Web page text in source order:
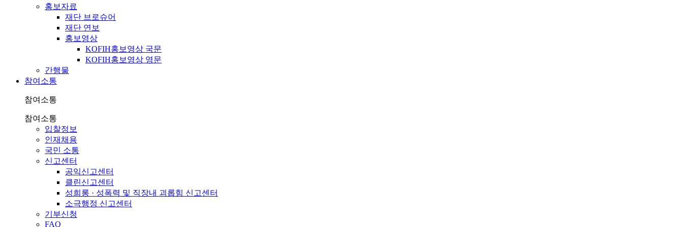
홍보자료
재단 브로슈어
재단 연보
홍보영상
KOFIH홍보영상 국문
KOFIH홍보영상 영문
간행물
참여소통
참여소통
참여소통
입찰정보
인재채용
국민 소통
신고센터
공익신고센터
클린신고센터
성희롱 · 성폭력 및 직장내 괴롭힘 신고센터
소극행정 신고센터
기부신청
FAQ